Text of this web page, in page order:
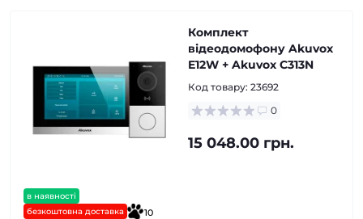
в наявності
безкоштовна доставка
10
Комплект
відеодомофону Akuvox
E12W + Akuvox C313N
Код товару: 23692
0
15 048.00 грн.